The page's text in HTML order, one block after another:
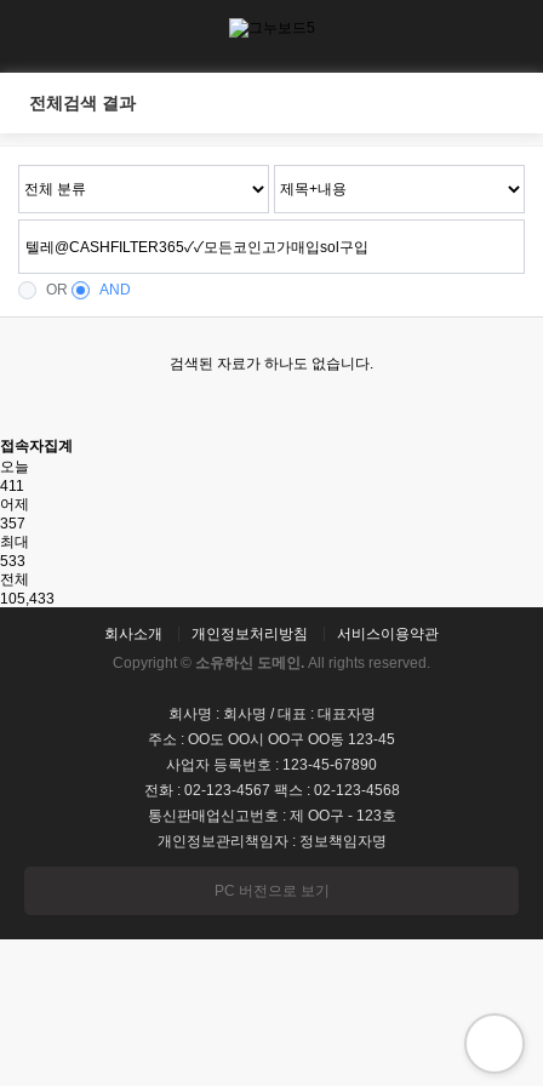
전체검색 결과
OR AND
검색된 자료가 하나도 없습니다.
접속자집계
오늘
411
어제
357
최대
533
전체
105,433
회사소개 개인정보처리방침
서비스이용약관
Copyright © 소유하신 도메인. All rights reserved.
회사명 : 회사명 / 대표 : 대표자명
주소 : OO도 OO시 OO구 OO동 123-45
사업자 등록번호 : 123-45-67890
전화 : 02-123-4567 팩스 : 02-123-4568
통신판매업신고번호 : 제 OO구 - 123호
개인정보관리책임자 : 정보책임자명
PC 버전으로 보기